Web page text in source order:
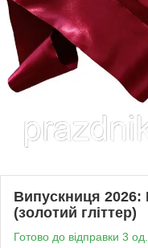
Випускниця 2026:
(золотий гліттер)
Готово до відправки 3 од.